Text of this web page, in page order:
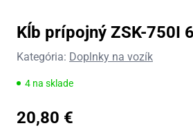
Kĺb prípojný ZSK-750I
Kategória: Doplnky na vozík
4 na sklade
20,80 €